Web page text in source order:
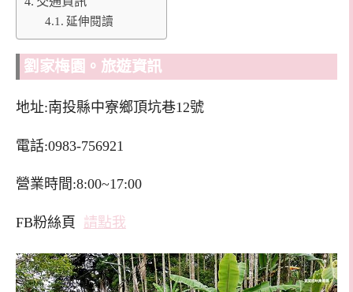
延伸閱讀
劉家梅園。旅遊資訊
地址:南投縣中寮鄉頂坑巷12號
電話:0983-756921
營業時間:8:00~17:00
FB粉絲頁 請點我